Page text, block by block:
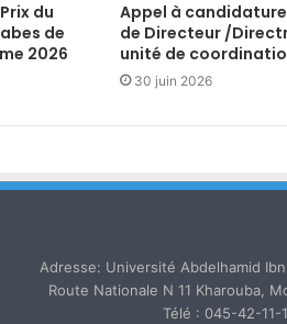
du
de
2026
Appel à
de Directeur /
unité de
30 juin 2026
Adresse: Université Abdelhamid
Route Nationale N 11 Kharouba,
Télé : 045-42-11-